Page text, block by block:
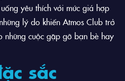
yêu thích với mức giá hợp
lý do khiến Atmos Club trở
những cuộc gặp gỡ bạn bè hay
sắc